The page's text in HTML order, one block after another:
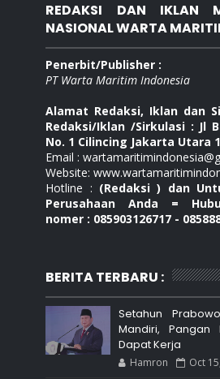
REDAKSI DAN IKLAN
NASIONAL WARTA
Penerbit/Publisher :
PT Warta Maritim Indonesia
Alamat Redaksi, Iklan dan
Redaksi/Iklan /Sirkulasi : Jl
No. 1 Cilincing Jakarta Utara
Email :
Website:
Hotline : (Redaksi ) dan
Perusahaan Anda =
nomer : 085903126717 -
BERITA TERBARU :
Setahun
Mandiri, Pangan
Dapat Kerja
Hamron Oct